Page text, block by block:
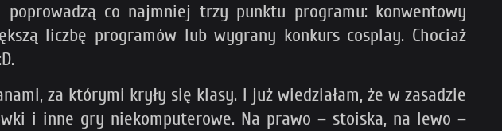
co najmniej trzy punktu programu: konwentowy
liczbę programów lub wygrany konkurs cosplay. Chociaż
za którymi kryły się klasy. I już wiedziałam, że w zasadzie
i inne gry niekomputerowe. Na prawo – stoiska, na lewo –